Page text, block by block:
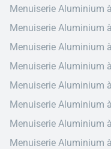
Menuiserie Aluminium
Menuiserie Aluminium
Menuiserie Aluminium
Menuiserie Aluminium
Menuiserie Aluminium
Menuiserie Aluminium
Menuiserie Aluminium
Menuiserie Aluminium